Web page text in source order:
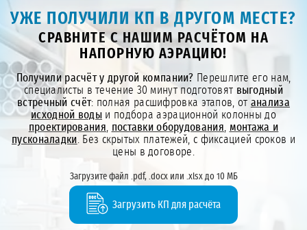
УЖЕ ПОЛУЧИЛИ КП В ДРУГОМ МЕСТЕ?
СРАВНИТЕ С НАШИМ РАСЧЁТОМ НА
НАПОРНУЮ АЭРАЦИЮ!
Получили расчёт у другой компании? Перешлите его нам,
специалисты в течение 30 минут подготовят выгодный
встречный счёт: полная расшифровка этапов, от анализа
исходной воды и подбора аэрационной колонны до
проектирования поставки оборудования монтажа и
пусконаладки . Без скрытых платежей, с фиксацией сроков и
цены в договоре.
Загрузите файл .pdf, .docx или .xlsx до 10 МБ
Загрузить КП для расчёта